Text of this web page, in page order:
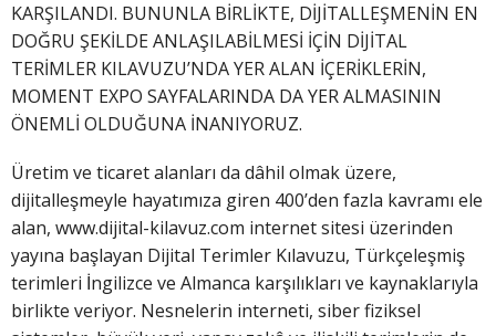
KARŞILANDI. BUNUNLA BİRLİKTE, DİJİTALLEŞMENİN EN
DOĞRU ŞEKİLDE ANLAŞILABİLMESİ İÇİN DİJİTAL
TERİMLER KILAVUZU’NDA YER ALAN İÇERİKLERİN,
MOMENT EXPO SAYFALARINDA DA YER ALMASININ
ÖNEMLİ OLDUĞUNA İNANIYORUZ.
Üretim ve ticaret alanları da dâhil olmak üzere,
dijitalleşmeyle hayatımıza giren 400’den fazla kavramı ele
alan, www.dijital-kilavuz.com internet sitesi üzerinden
yayına başlayan Dijital Terimler Kılavuzu, Türkçeleşmiş
terimleri İngilizce ve Almanca karşılıkları ve kaynaklarıyla
birlikte veriyor. Nesnelerin interneti, siber fiziksel